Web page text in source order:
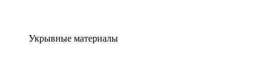
Укрывные материалы